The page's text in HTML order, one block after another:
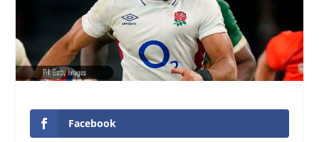
Facebook